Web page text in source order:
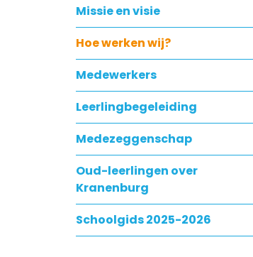
Missie en visie
Hoe werken wij?
Medewerkers
Leerlingbegeleiding
Medezeggenschap
Oud-leerlingen over
Kranenburg
Schoolgids 2025-2026